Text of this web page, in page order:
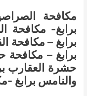
مكافحة
برابغ- مكافحة
برابغ – مكافحة
برابغ – مكافحة
حشرة العقارب
والنامس برابغ -